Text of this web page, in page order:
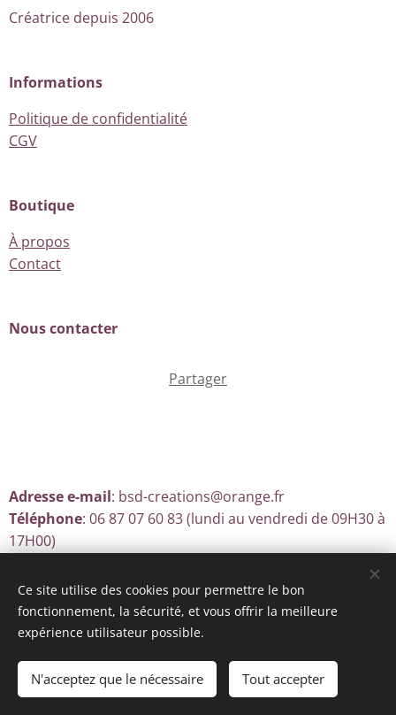
Ajouter au panier
Créatrice depuis 2006
Informations
Politique de confidentialité
CGV
Boutique
À propos
Contact
Nous contacter
Partager
Adresse e-mail: bsd-creations@orange.fr
Téléphone: 06 87 07 60 83 (lundi au vendredi de 09H30 à
17H00)
Optimisé parWebnode Cookies
Ce site utilise des cookies pour permettre le bon
fonctionnement, la sécurité, et vous offrir la meilleure
expérience utilisateur possible.
N'acceptez que le nécessaire Tout accepter